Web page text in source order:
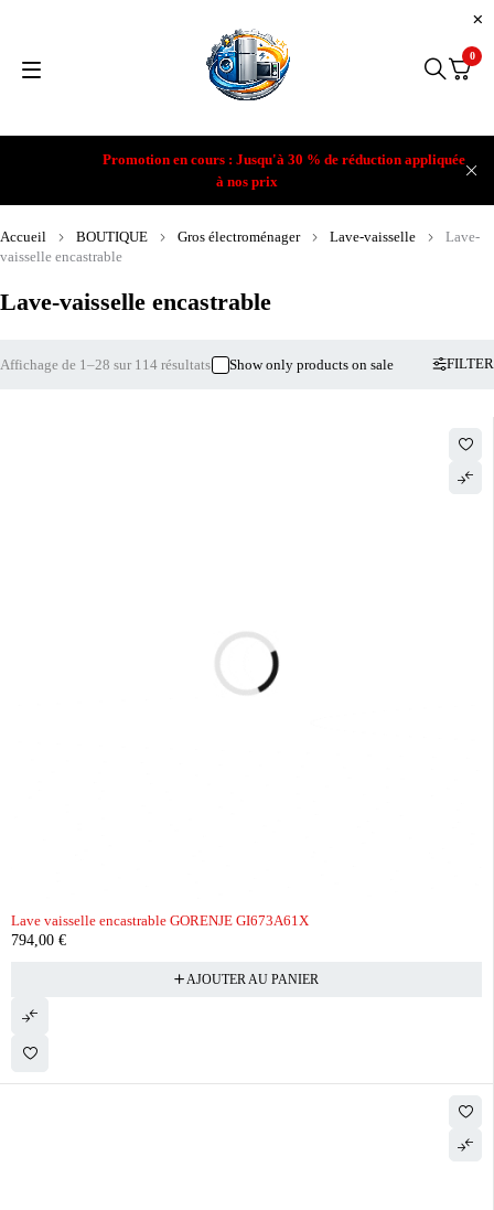
Promotion en cours : Jusqu'à 30 % de réduction appliquée
à nos prix
0
Lave-vaisselle encastrable
Accueil BOUTIQUE Gros électroménager Lave-vaisselle
Lave-
vaisselle encastrable
FILTER
Affichage de 1–28 sur 114 résultats Show only products on sale
Lave vaisselle encastrable GORENJE GI673A61X
794,00 €
AJOUTER AU PANIER